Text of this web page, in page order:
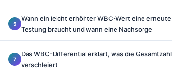
Wann ein leicht erhöhter WBC-Wert eine erneute
Testung braucht und wann eine Nachsorge
Das WBC-Differential erklärt, was die Gesamtzahl
verschleiert